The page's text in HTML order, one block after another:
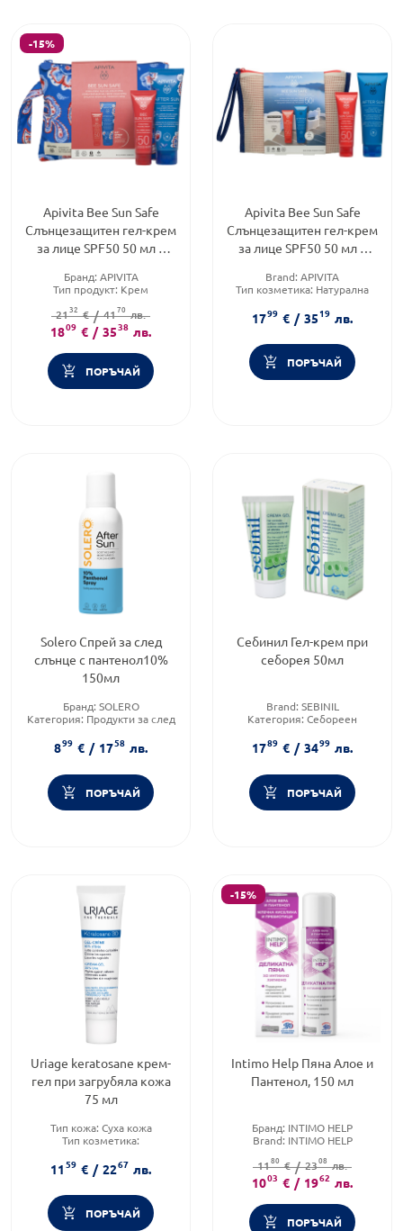
-15%
Apivita Bee Sun Safe
Слънцезащитен гел-крем
за лице SPF50 50 мл +
100мл
Бранд: APIVITA
Тип продукт: Крем
комплект
2132 € / 4170 лв.
1809 € / 3538 лв.
ПОРЪЧАЙ
Apivita Bee Sun Safe
Слънцезащитен гел-крем
за лице SPF50 50 мл +
100мл
Brand: APIVITA
Тип козметика: Натурална
Форма на продукта:
комплект
1799 € / 3519 лв.
ПОРЪЧАЙ
Solero Спрей за след
слънце с пантенол10%
150мл
Бранд: SOLERO
Категория: Продукти за след
Brand: SOLERO
899 € / 1758 лв.
ПОРЪЧАЙ
Себинил Гел-крем при
себорея 50мл
Brand: SEBINIL
Категория: Себореен
Форма на продукта: гел-крем
1789 € / 3499 лв.
ПОРЪЧАЙ
Uriage keratosane крем-
гел при загрубяла кожа
75 мл
Тип кожа: Суха кожа
Тип козметика:
Тип продукт:Крем
1159 € / 2267 лв.
ПОРЪЧАЙ
-15%
Intimo Help Пяна Алое и
Пантенол, 150 мл
Бранд: INTIMO HELP
Brand: INTIMO HELP
1180 € / 2308 лв.
1003 € / 1962 лв.
ПОРЪЧАЙ